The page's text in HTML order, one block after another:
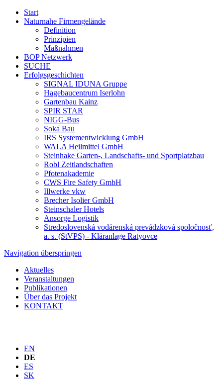
Start
Naturnahe Firmengelände
Definition
Prinzipien
Maßnahmen
BOP Netzwerk
SUCHE
Erfolgsgeschichten
SIGNAL IDUNA Gruppe
Hagebaucentrum Iserlohn
Gartenbau Kainz
SPIR STAR
NIGG-Bus
Soka Bau
IRS Systementwicklung GmbH
WALA Heilmittel GmbH
Steinhake Garten-, Landschafts- und Sportplatzbau
Robl Zeitlandschaften
Pfotenakademie
CWS Fire Safety GmbH
Illwerke vkw
Brecher Isolier GmbH
Steinschaler Hotels
Ansorge Logistik
Stredoslovenská vodárenská prevádzková spoločnosť,
a. s. (StVPS) - Kläranlage Ratyovce
Navigation überspringen
Aktuelles
Veranstaltungen
Publikationen
Über das Projekt
KONTAKT
EN
DE
ES
SK